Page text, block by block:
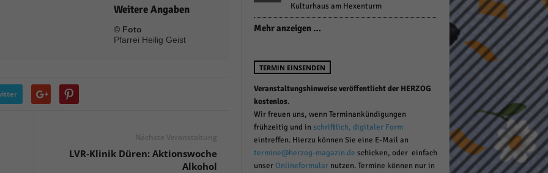
Weitere Angaben
© Foto
Pfarrei Heilig Geist
Nächste Veranstaltung
LVR-Klinik Düren: Aktionswoche
Alkohol
Kulturhaus am Hexenturm
Mehr anzeigen …
TERMIN EINSENDEN
Veranstaltungshinweise veröffentlicht der HERZOG
kostenlos.
Wir freuen uns, wenn Terminankündigungen
frühzeitig und in schriftlich, digitaler Form
eintreffen. Hierzu können Sie eine E-Mail an
termine@herzog-magazin.de schicken, oder einfach
unserOnlineformularnutzen. Termine können nur in
Impressum